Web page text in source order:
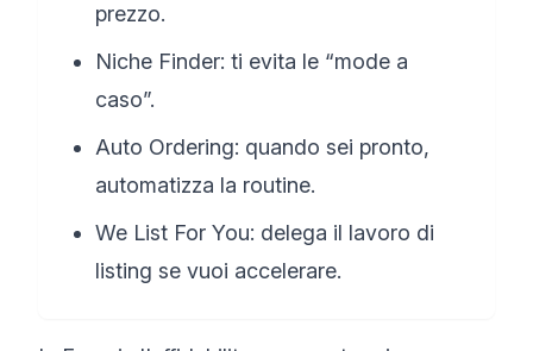
prezzo.
Niche Finder: ti evita le “mode a
caso”.
Auto Ordering: quando sei pronto,
automatizza la routine.
We List For You: delega il lavoro di
listing se vuoi accelerare.